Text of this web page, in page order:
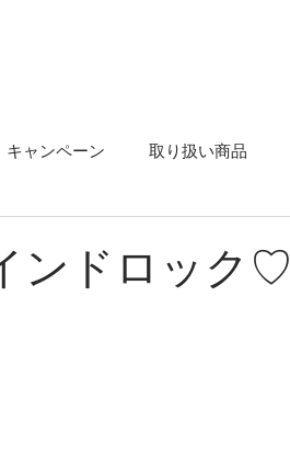
キャンペーン 取り扱い商品
ンドロック♡